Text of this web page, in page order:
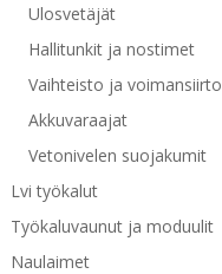
Ulosvetäjät
Hallitunkit ja nostimet
Vaihteisto ja voimansiirto
Akkuvaraajat
Vetonivelen suojakumit
Lvi työkalut
Työkaluvaunut ja moduulit
Naulaimet